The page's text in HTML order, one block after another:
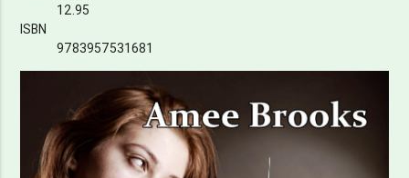
12.95
ISBN
9783957531681